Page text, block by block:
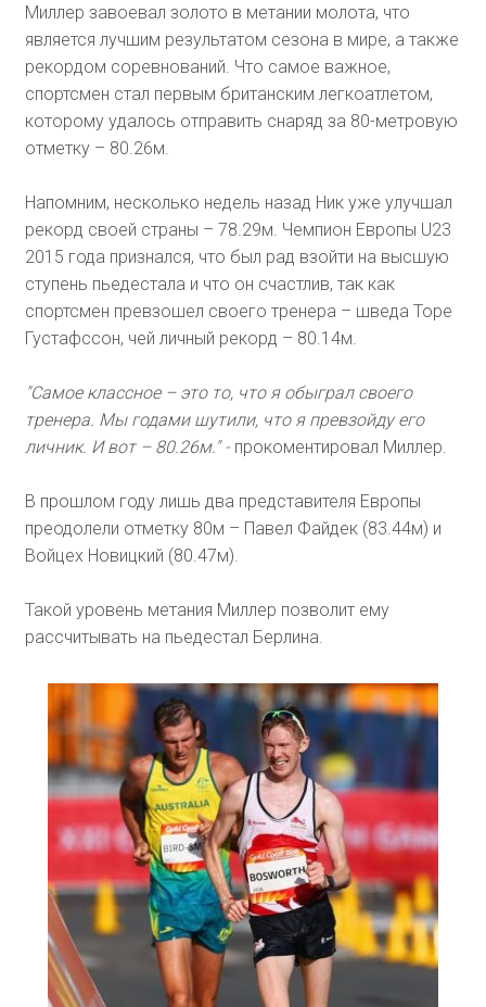
Миллер завоевал золото в метании молота, что
является лучшим результатом сезона в мире, а также
рекордом соревнований. Что самое важное,
спортсмен стал первым британским легкоатлетом,
которому удалось отправить снаряд за 80-метровую
отметку – 80.26м.
Напомним, несколько недель назад Ник уже улучшал
рекорд своей страны – 78.29м. Чемпион Европы U23
2015 года признался, что был рад взойти на высшую
ступень пьедестала и что он счастлив, так как
спортсмен превзошел своего тренера – шведа Торе
Густафссон, чей личный рекорд – 80.14м.
"Самое классное – это то, что я обыграл своего
тренера. Мы годами шутили, что я превзойду его
личник. И вот – 80.26м." - прокоментировал Миллер.
В прошлом году лишь два представителя Европы
преодолели отметку 80м – Павел Файдек (83.44м) и
Войцех Новицкий (80.47м).
Такой уровень метания Миллер позволит ему
рассчитывать на пьедестал Берлина.